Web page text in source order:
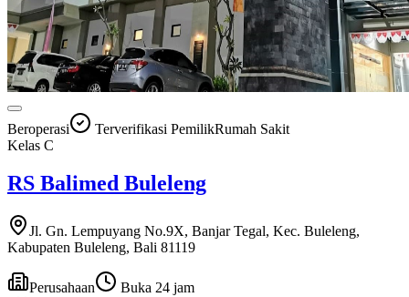
Beroperasi Terverifikasi PemilikRumah Sakit
Kelas C
RS Balimed Buleleng
Jl. Gn. Lempuyang No.9X, Banjar Tegal, Kec. Buleleng,
Kabupaten Buleleng, Bali 81119
Perusahaan
Buka 24 jam